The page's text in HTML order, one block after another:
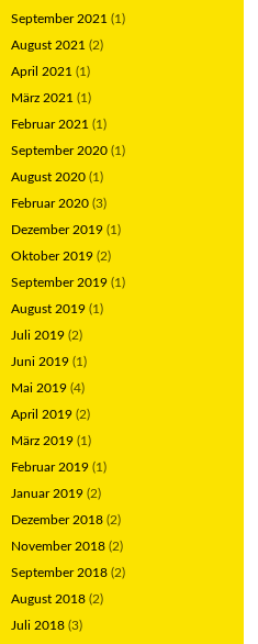
September 2021 (1)
August 2021 (2)
April 2021 (1)
März 2021 (1)
Februar 2021 (1)
September 2020 (1)
August 2020 (1)
Februar 2020 (3)
Dezember 2019 (1)
Oktober 2019 (2)
September 2019 (1)
August 2019 (1)
Juli 2019 (2)
Juni 2019 (1)
Mai 2019 (4)
April 2019 (2)
März 2019 (1)
Februar 2019 (1)
Januar 2019 (2)
Dezember 2018 (2)
November 2018 (2)
September 2018 (2)
August 2018 (2)
Juli 2018 (3)